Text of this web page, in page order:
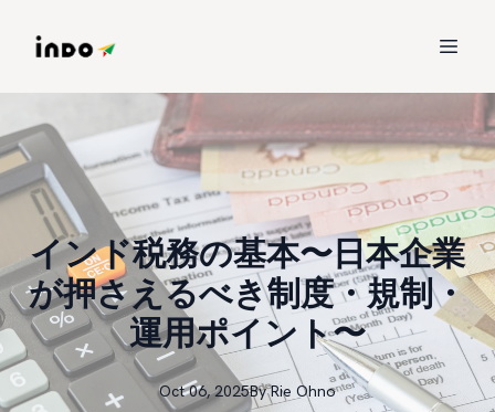
インド税務の基本〜日本企業
が押さえるべき制度・規制・
運用ポイント〜
Oct 06, 2025By Rie Ohno